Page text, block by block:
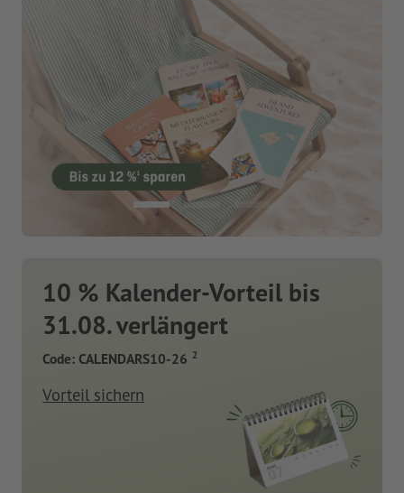
10 % Kalender-Vorteil bis
31.08. verlängert
Code: CALENDARS10-26 2
Vorteil sichern